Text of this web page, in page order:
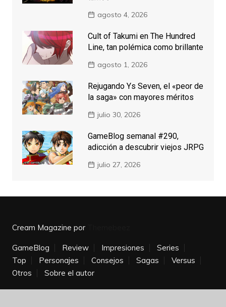
agosto 4, 2026
Cult of Takumi en The Hundred
Line, tan polémica como brillante
agosto 1, 2026
Rejugando Ys Seven, el «peor de
la saga» con mayores méritos
julio 30, 2026
GameBlog semanal #290,
adicción a descubrir viejos JRPG
julio 27, 2026
Cream Magazine por
GameBlog Review Impresiones
Series
Top
Personajes Consejos Sagas
Versus
Otros
Sobre el autor